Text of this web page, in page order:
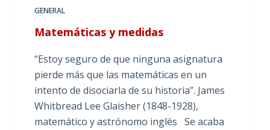
GENERAL
Matemáticas y medidas
“Estoy seguro de que ninguna asignatura
pierde más que las matemáticas en un
intento de disociarla de su historia”. James
Whitbread Lee Glaisher (1848-1928),
matemático y astrónomo inglés Se acaba